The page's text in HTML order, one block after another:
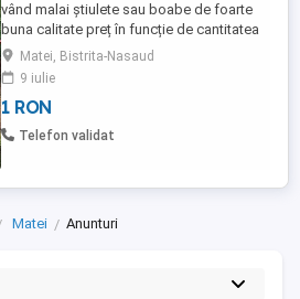
vând malai știulete sau boabe de foarte
buna calitate preț în funcție de cantitatea
dorităMatei, Bistrita-Nasaud
9 iulie
1 RON
Telefon validat
Matei Anunturi